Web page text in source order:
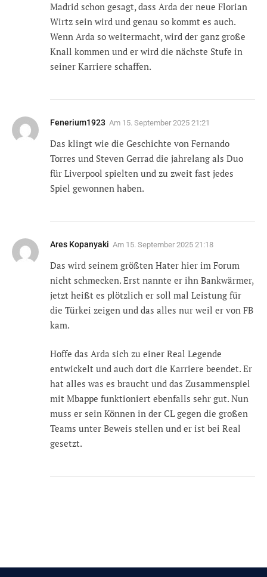
Madrid schon gesagt, dass Arda der neue Florian
Wirtz sein wird und genau so kommt es auch.
Wenn Arda so weitermacht, wird der ganz große
Knall kommen und er wird die nächste Stufe in
seiner Karriere schaffen.
Fenerium1923 Am 15. September 2025 21:21
Das klingt wie die Geschichte von Fernando
Torres und Steven Gerrad die jahrelang als Duo
für Liverpool spielten und zu zweit fast jedes
Spiel gewonnen haben.
Ares Kopanyaki Am 15. September 2025 21:18
Das wird seinem größten Hater hier im Forum
nicht schmecken. Erst nannte er ihn Bankwärmer,
jetzt heißt es plötzlich er soll mal Leistung für
die Türkei zeigen und das alles nur weil er von FB
kam.
Hoffe das Arda sich zu einer Real Legende
entwickelt und auch dort die Karriere beendet. Er
hat alles was es braucht und das Zusammenspiel
mit Mbappe funktioniert ebenfalls sehr gut. Nun
muss er sein Können in der CL gegen die großen
Teams unter Beweis stellen und er ist bei Real
gesetzt.